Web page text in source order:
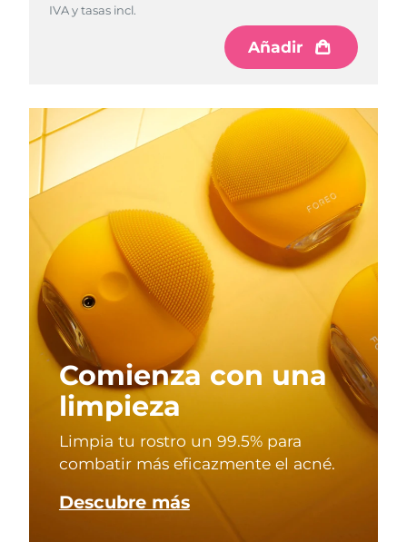
IVA y tasas incl.
Añadir
Comienza con una
limpieza
Limpia tu rostro un 99.5% para
combatir más eficazmente el acné.
Descubre más